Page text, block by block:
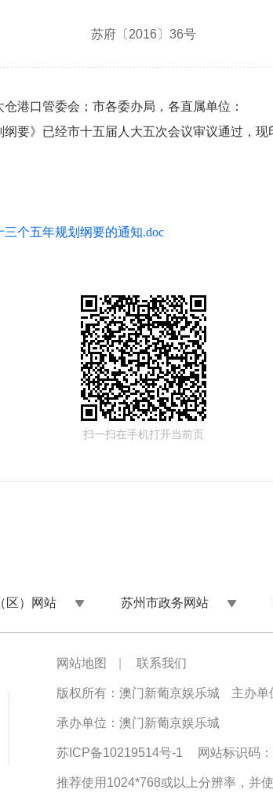
苏府〔2016〕36号
港口管委会；市各委办局，各直属单位：
要》已经市十五届人大五次会议审议通过，现
个五年规划纲要的通知.doc
扫一扫在手机打开当前页
区）网站 苏州市政务网站
网站地图 联系我们
版权所有：澳门新葡京娱乐城 主办单
承办单位：澳门新葡京娱乐城
苏ICP备10219514号-1 网站标识码
推荐使用1024*768或以上分辨率，并